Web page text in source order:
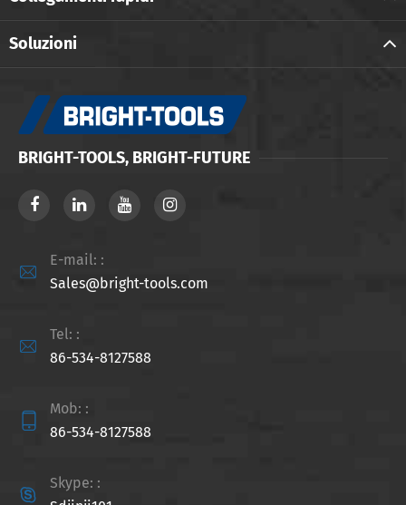
Soluzioni
BRIGHT-TOOLS, BRIGHT-FUTURE

E-mail: :
Sales@bright-tools.com

Tel: :
86-534-8127588

Mob: :
86-534-8127588

Skype: :